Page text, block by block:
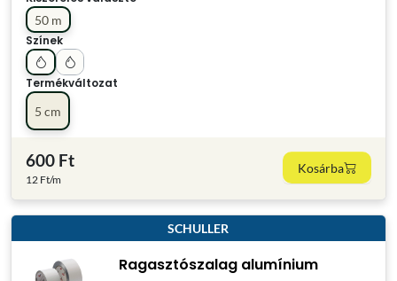
50 m
Színek
Termékváltozat
5 cm
600 Ft
12 Ft/m
Kosárba
SCHULLER
Ragasztószalag alumínium